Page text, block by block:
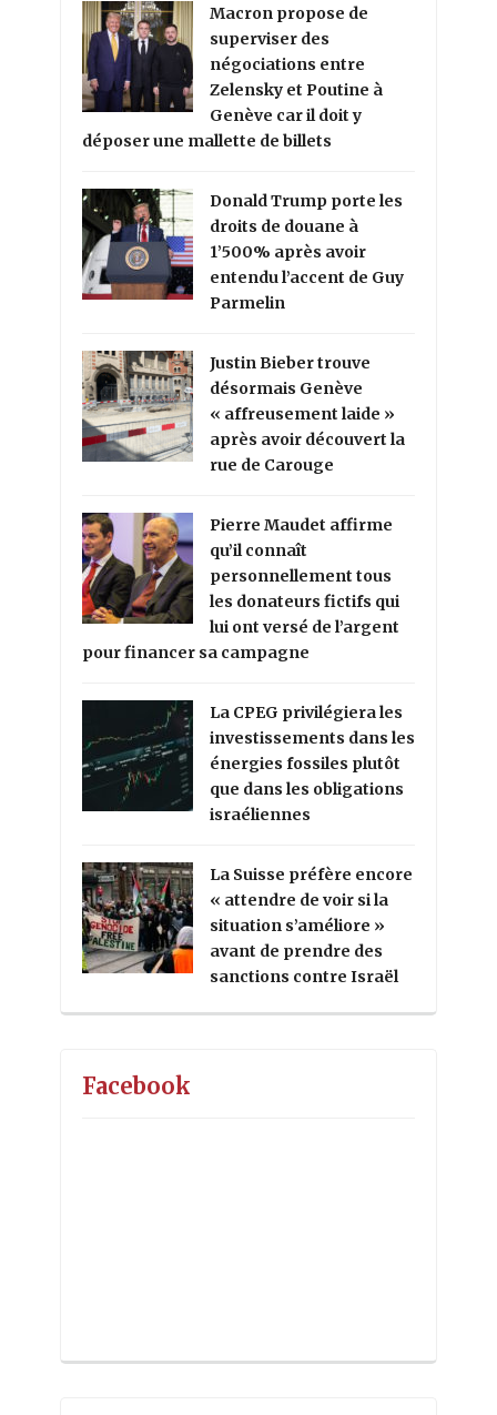
Macron propose de
superviser des
négociations entre
Zelensky et Poutine à
Genève car il doit y
déposer une mallette de billets
Donald Trump porte les
droits de douane à
1’500% après avoir
entendu l’accent de Guy
Parmelin
Justin Bieber trouve
désormais Genève
« affreusement laide »
après avoir découvert la
rue de Carouge
Pierre Maudet affirme
qu’il connaît
personnellement tous
les donateurs fictifs qui
lui ont versé de l’argent
pour financer sa campagne
La CPEG privilégiera les
investissements dans les
énergies fossiles plutôt
que dans les obligations
israéliennes
La Suisse préfère encore
« attendre de voir si la
situation s’améliore »
avant de prendre des
sanctions contre Israël
Facebook